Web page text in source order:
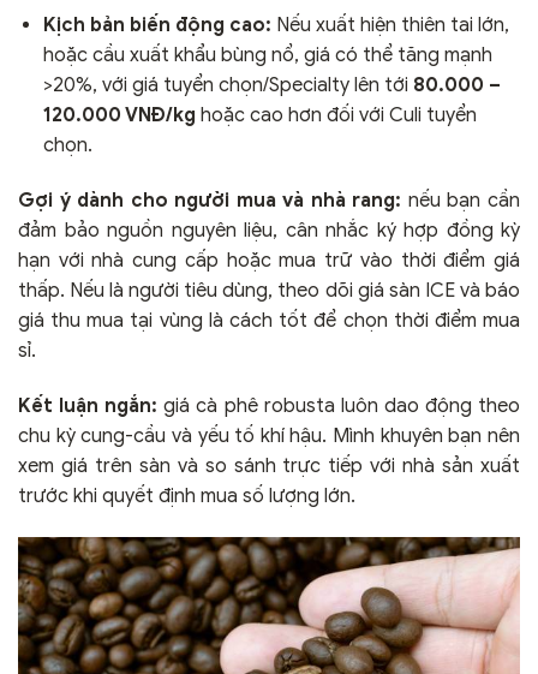
Kịch bản biến động cao: Nếu xuất hiện thiên tai lớn,
hoặc cầu xuất khẩu bùng nổ, giá có thể tăng mạnh
>20%, với giá tuyển chọn/Specialty lên tới 80.000 –
120.000 VNĐ/kg hoặc cao hơn đối với Culi tuyển
chọn.
Gợi ý dành cho người mua và nhà rang: nếu bạn cần
đảm bảo nguồn nguyên liệu, cân nhắc ký hợp đồng kỳ
hạn với nhà cung cấp hoặc mua trữ vào thời điểm giá
thấp. Nếu là người tiêu dùng, theo dõi giá sàn ICE và báo
giá thu mua tại vùng là cách tốt để chọn thời điểm mua
sỉ.
Kết luận ngắn: giá cà phê robusta luôn dao động theo
chu kỳ cung-cầu và yếu tố khí hậu. Mình khuyên bạn nên
xem giá trên sàn và so sánh trực tiếp với nhà sản xuất
trước khi quyết định mua số lượng lớn.